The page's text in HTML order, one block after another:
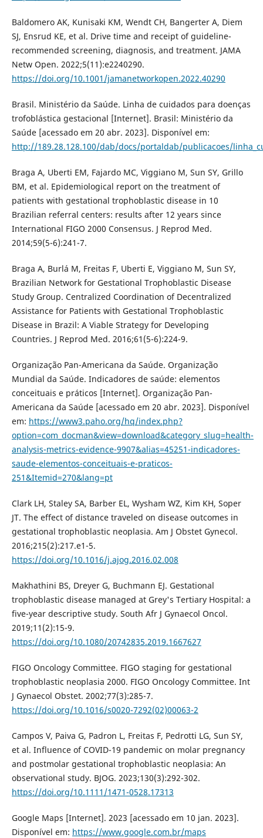
Baldomero AK, Kunisaki KM, Wendt CH, Bangerter A, Diem
SJ, Ensrud KE, et al. Drive time and receipt of guideline-
recommended screening, diagnosis, and treatment. JAMA
Netw Open. 2022;5(11):e2240290.
https://doi.org/10.1001/jamanetworkopen.2022.40290
Brasil. Ministério da Saúde. Linha de cuidados para doenças
trofoblástica gestacional [Internet]. Brasil: Ministério da
Saúde [acessado em 20 abr. 2023]. Disponível em:
http://189.28.128.100/dab/docs/portaldab/publicacoes/
Braga A, Uberti EM, Fajardo MC, Viggiano M, Sun SY, Grillo
BM, et al. Epidemiological report on the treatment of
patients with gestational trophoblastic disease in 10
Brazilian referral centers: results after 12 years since
International FIGO 2000 Consensus. J Reprod Med.
2014;59(5-6):241-7.
Braga A, Burlá M, Freitas F, Uberti E, Viggiano M, Sun SY,
Brazilian Network for Gestational Trophoblastic Disease
Study Group. Centralized Coordination of Decentralized
Assistance for Patients with Gestational Trophoblastic
Disease in Brazil: A Viable Strategy for Developing
Countries. J Reprod Med. 2016;61(5-6):224-9.
Organização Pan-Americana da Saúde. Organização
Mundial da Saúde. Indicadores de saúde: elementos
conceituais e práticos [Internet]. Organização Pan-
Americana da Saúde [acessado em 20 abr. 2023]. Disponível
em: https://www3.paho.org/hq/index.php?
option=com_docman&view=download&category_slug=health-
analysis-metrics-evidence-9907&alias=45251-indicadores-
saude-elementos-conceituais-e-praticos-
251&Itemid=270&lang=pt
Clark LH, Staley SA, Barber EL, Wysham WZ, Kim KH, Soper
JT. The effect of distance traveled on disease outcomes in
gestational trophoblastic neoplasia. Am J Obstet Gynecol.
2016;215(2):217.e1-5.
https://doi.org/10.1016/j.ajog.2016.02.008
Makhathini BS, Dreyer G, Buchmann EJ. Gestational
trophoblastic disease managed at Grey's Tertiary Hospital: a
five-year descriptive study. South Afr J Gynaecol Oncol.
2019;11(2):15-9.
https://doi.org/10.1080/20742835.2019.1667627
FIGO Oncology Committee. FIGO staging for gestational
trophoblastic neoplasia 2000. FIGO Oncology Committee. Int
J Gynaecol Obstet. 2002;77(3):285-7.
https://doi.org/10.1016/s0020-7292(02)00063-2
Campos V, Paiva G, Padron L, Freitas F, Pedrotti LG, Sun SY,
et al. Influence of COVID-19 pandemic on molar pregnancy
and postmolar gestational trophoblastic neoplasia: An
observational study. BJOG. 2023;130(3):292-302.
https://doi.org/10.1111/1471-0528.17313
Google Maps [Internet]. 2023 [acessado em 10 jan. 2023].
Disponível em: https://www.google.com.br/maps